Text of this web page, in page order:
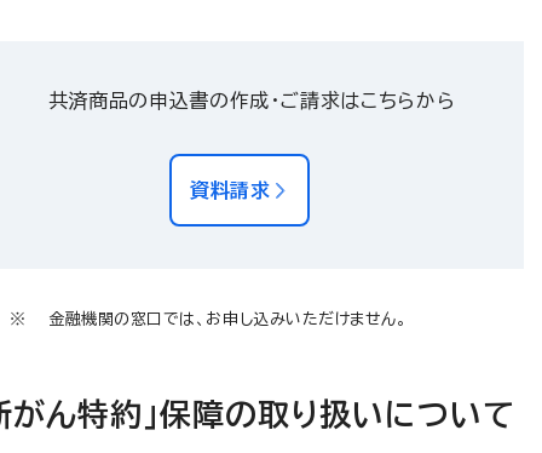
共済商品の申込書の作成・ご請求はこちらから
資料請求
金融機関の窓口では、お申し込みいただけません。
がん特約」保障の取り扱いについて